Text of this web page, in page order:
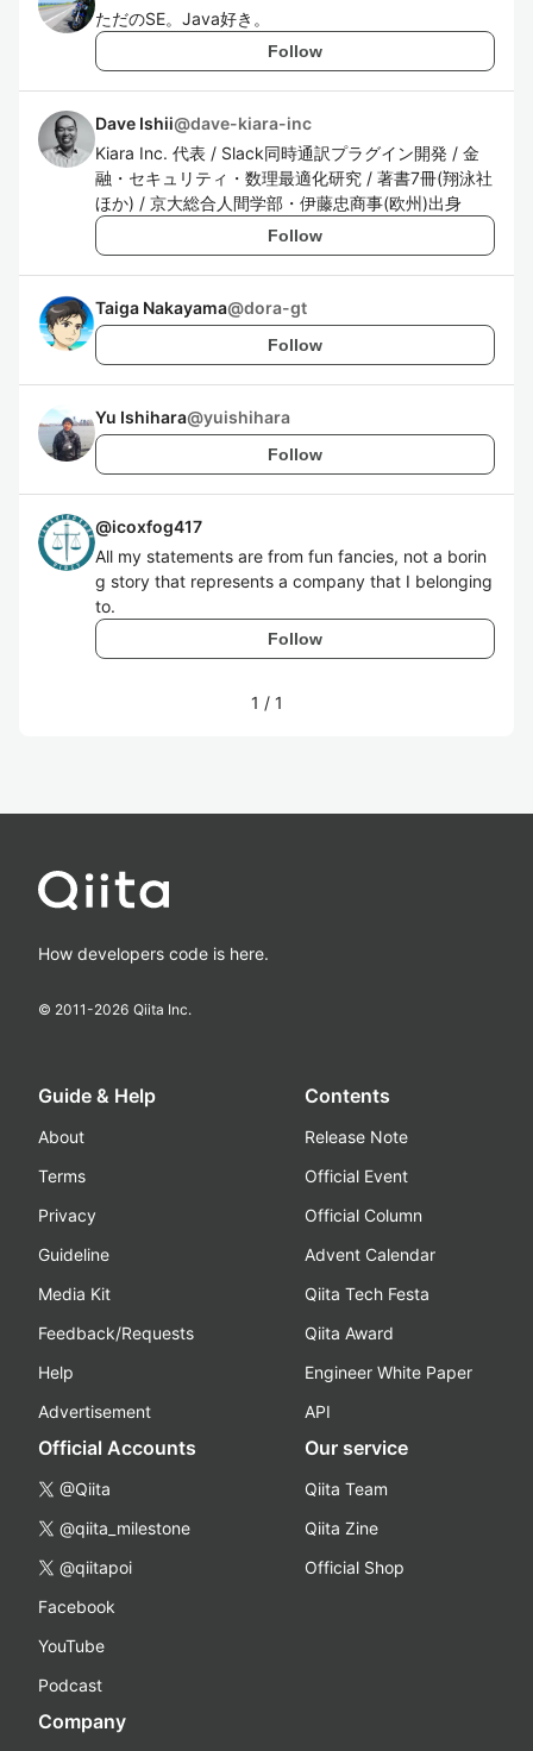
ただのSE。Java好き。
Follow
Dave Ishii@dave-kiara-inc
Kiara Inc. 代表 / Slack同時通訳プラグイン開発 / 金
融・セキュリティ・数理最適化研究 / 著書7冊(翔泳社
ほか) / 京大総合人間学部・伊藤忠商事(欧州)出身
Follow
Taiga Nakayama@dora-gt
Follow
Yu Ishihara@yuishihara
Follow
@icoxfog417
All my statements are from fun fancies, not a borin
g story that represents a company that I belonging
to.
Follow
1 / 1
How developers code is here.
© 2011-2026 Qiita Inc.
Guide & Help
About
Terms
Privacy
Guideline
Media Kit
Feedback/Requests
Help
Advertisement
Contents
Release Note
Official Event
Official Column
Advent Calendar
Qiita Tech Festa
Qiita Award
Engineer White Paper
API
Official Accounts
@Qiita
@qiita_milestone
@qiitapoi
Facebook
YouTube
Podcast
Our service
Qiita Team
Qiita Zine
Official Shop
Company